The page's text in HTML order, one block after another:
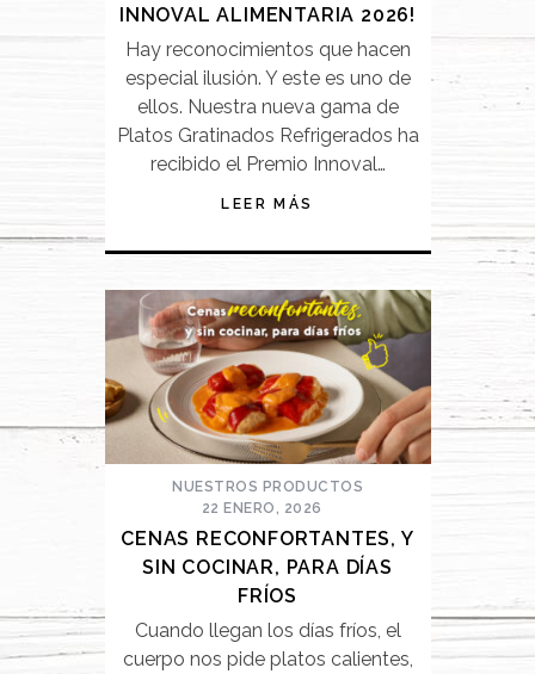
INNOVAL ALIMENTARIA 2026!
Hay reconocimientos que hacen
especial ilusión. Y este es uno de
ellos. Nuestra nueva gama de
Platos Gratinados Refrigerados ha
recibido el Premio Innoval…
LEER MÁS
NUESTROS PRODUCTOS
22 ENERO, 2026
CENAS RECONFORTANTES, Y
SIN COCINAR, PARA DÍAS
FRÍOS
Cuando llegan los días fríos, el
cuerpo nos pide platos calientes,